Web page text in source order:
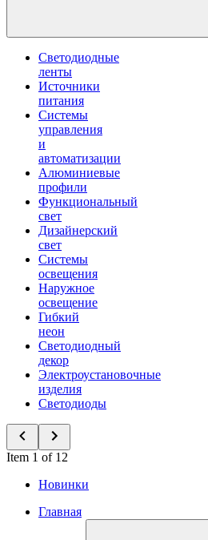
Светодиодные
ленты
Источники
питания
Системы
управления
и
автоматизации
Алюминиевые
профили
Функциональный
свет
Дизайнерский
свет
Системы
освещения
Наружное
освещение
Гибкий
неон
Светодиодный
декор
Электроустановочные
изделия
Светодиоды
Item 1 of 12
Новинки
Главная